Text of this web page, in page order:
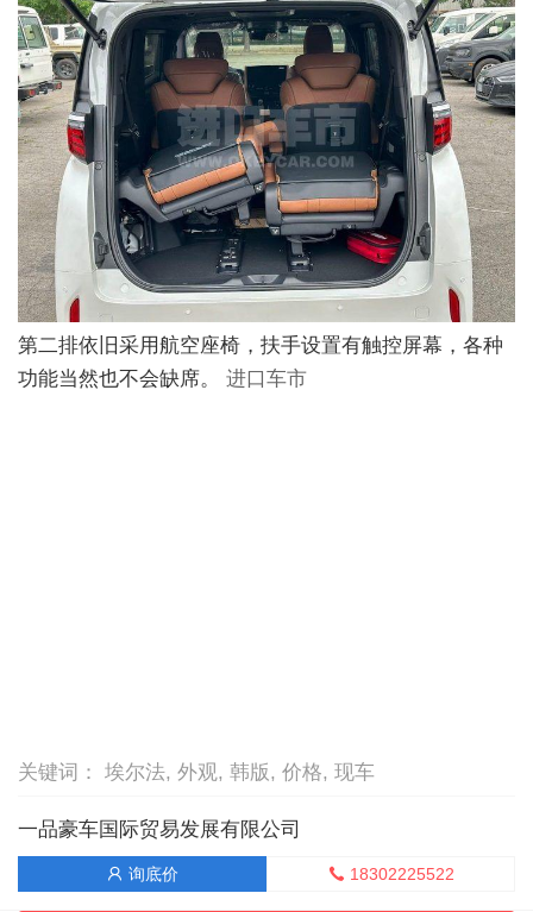
第二排依旧采用航空座椅，扶手设置有触控屏幕，各种
功能当然也不会缺席。 进口车市
关键词： 埃尔法, 外观, 韩版, 价格, 现车
一品豪车国际贸易发展有限公司
 询底价  18302225522